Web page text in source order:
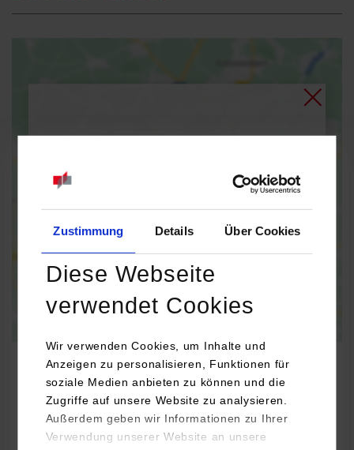
Zustimmung Details Über Cookies
Diese Webseite
verwendet Cookies
Wir verwenden Cookies, um Inhalte und
Anzeigen zu personalisieren, Funktionen für
soziale Medien anbieten zu können und die
Zugriffe auf unsere Website zu analysieren.
Außerdem geben wir Informationen zu Ihrer
Verwendung unserer Website an unsere
Datenschutz
BWL-Handel